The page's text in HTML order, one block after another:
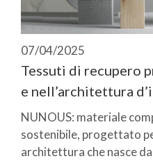
07/04/2025
Tessuti di recupero
e nell’architettura
NUNOUS: materiale
sostenibile, progettato
architettura che nasce